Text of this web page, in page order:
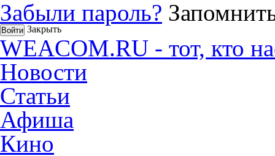
Забыли пароль?
Закрыть
WEACOM.RU - тот, кто
Новости
Статьи
Афиша
Кино